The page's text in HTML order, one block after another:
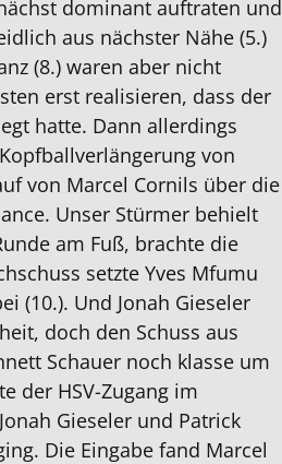
dominant auftraten und
aus nächster Nähe (5.)
(8.) waren aber nicht
erst realisieren, dass der
hatte. Dann allerdings
von
von Marcel Cornils über die
Unser Stürmer behielt
am Fuß, brachte die
setzte Yves Mfumu
(10.). Und Jonah Gieseler
doch den Schuss aus
Schauer noch klasse um
der HSV-Zugang im
Gieseler und Patrick
Die Eingabe fand Marcel